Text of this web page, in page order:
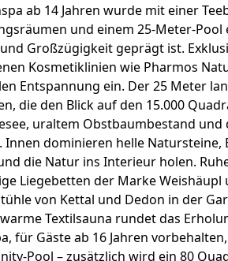
ab 14 Jahren wurde mit einer
und einem 25-Meter-
Großzügigkeit geprägt ist.
Kosmetiklinien wie Pharmos
Entspannung ein. Der 25 Meter
die den Blick auf den 15.000
uraltem Obstbaumbestand
Innen dominieren helle Natursteine,
die Natur ins Interieur holen.
Liegebetten der Marke
von Kettal und Dedon in der
warme Textilsauna rundet das
für Gäste ab 16 Jahren
Pool – zusätzlich wird ein 80